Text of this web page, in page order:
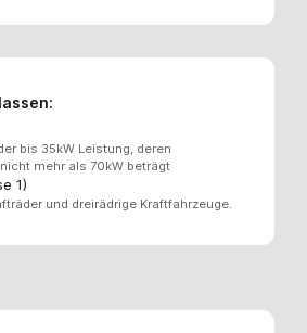
bis 35kW Leistung, deren
mehr als 70kW beträgt
1)
und dreirädrige Kraftfahrzeuge.